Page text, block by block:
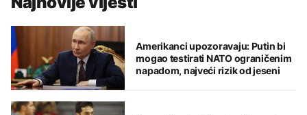
Amerikanci upozoravaju: Putin bi
mogao testirati NATO ograničenim
napadom, najveći rizik od jeseni